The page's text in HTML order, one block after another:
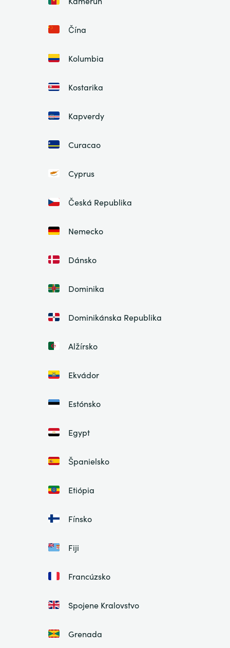
Čína
Kolumbia
Kostarika
Kapverdy
Curacao
Cyprus
Česká Republika
Nemecko
Dánsko
Dominika
Dominikánska Republika
Alžírsko
Ekvádor
Estónsko
Egypt
Španielsko
Etiópia
Fínsko
Fiji
Francúzsko
Spojene Kralovstvo
Grenada